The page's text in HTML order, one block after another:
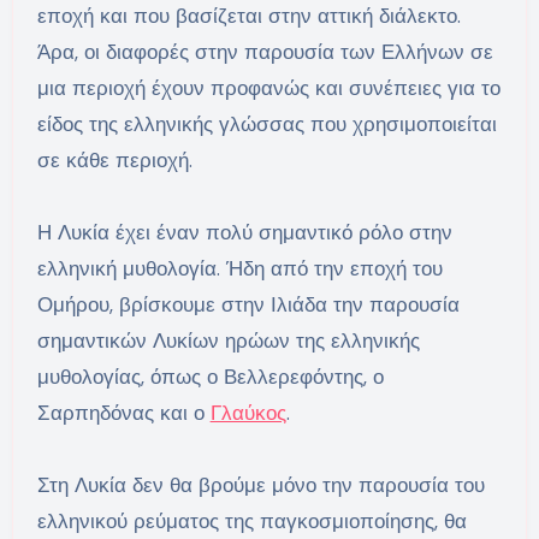
εποχή και που βασίζεται στην αττική διάλεκτο.
Άρα, οι διαφορές στην παρουσία των Ελλήνων σε
μια περιοχή έχουν προφανώς και συνέπειες για το
είδος της ελληνικής γλώσσας που χρησιμοποιείται
σε κάθε περιοχή.
Η Λυκία έχει έναν πολύ σημαντικό ρόλο στην
ελληνική μυθολογία. Ήδη από την εποχή του
Ομήρου, βρίσκουμε στην Ιλιάδα την παρουσία
σημαντικών Λυκίων ηρώων της ελληνικής
μυθολογίας, όπως ο Βελλερεφόντης, ο
Σαρπηδόνας και ο Γλαύκος.
Στη Λυκία δεν θα βρούμε μόνο την παρουσία του
ελληνικού ρεύματος της παγκοσμιοποίησης, θα